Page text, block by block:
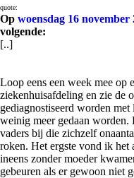
quote:
Op woensdag 16 november
volgende:
[..]
Loop eens een week mee op
ziekenhuisafdeling en zie de
gediagnostiseerd worden
weinig meer gedaan worden.
vaders bij die zichzelf
roken. Het ergste vond ik
ineens zonder moeder
gebeuren als er gewoon niet